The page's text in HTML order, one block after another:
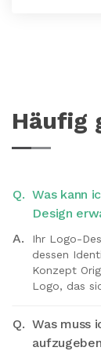
Häufig
Q. Was kann
Design
A.
Ihr Logo-
dessen
Konzept
Logo, das
Q. Was muss